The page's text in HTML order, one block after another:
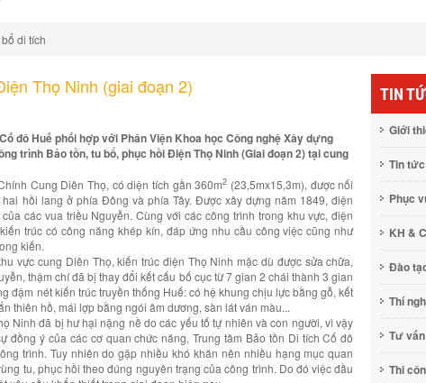
di tích
Thọ Ninh (giai đoạn 2)
đô Huế phối hợp với Phân Viện Khoa học Công nghệ Xây dựng
trình Bảo tồn, tu bổ, phục hồi Điện Thọ Ninh (Giai đoạn 2) tại cung
Cung Diên Thọ, có diện tích gần 360m2 (23,5mx15,3m), được nối
hồi lang ở phía Đông và phía Tây. Được xây dựng năm 1849, điện
các vua triều Nguyễn. Cùng với các công trình trong khu vực, điện
trúc có công năng khép kín, đáp ứng nhu cầu công việc cũng như
kiến.
vực cung Diên Thọ, kiến trúc điện Thọ Ninh mặc dù được sửa chữa,
thậm chí đã bị thay đổi kết cấu bố cục từ 7 gian 2 chái thành 3 gian
đậm nét kiến trúc truyền thống Huế: có hệ khung chịu lực bằng gỗ, kết
thiên hồ, mái lợp bằng ngói âm dương, sàn lát ván màu...
Ninh đã bị hư hại nặng nề do các yếu tố tự nhiên và con người, vì vậy
đồng ý của các cơ quan chức năng, Trung tâm Bảo tồn Di tích Cố đô
trình. Tuy nhiên do gặp nhiều khó khăn nên nhiều hạng mục quan
tu, phục hồi theo đúng nguyên trạng của công trình. Do đó việc đầu
TIN
Giới
Tin tức
Phục
KH &
Đào
Thí
Tư vấn
Thi